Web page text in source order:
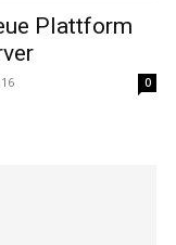
Plattform
0